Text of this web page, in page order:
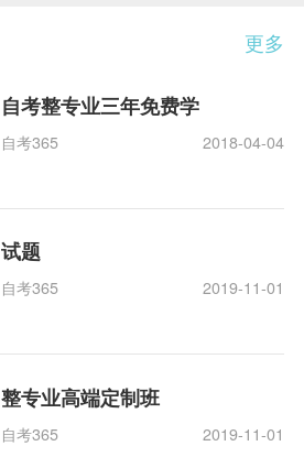
更多
自考整专业三年免费学
自考365 2018-04-04
试题
自考365 2019-11-01
整专业高端定制班
自考365 2019-11-01